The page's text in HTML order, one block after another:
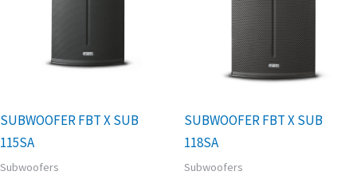
SUBWOOFER FBT X SUB
115SA
Subwoofers
SUBWOOFER FBT X SUB
118SA
Subwoofers